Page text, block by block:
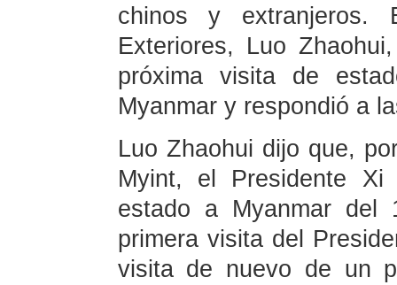
chinos y extranjeros.
Exteriores, Luo
próxima visita de
Myanmar y respondió a
Luo Zhaohui dijo que,
Myint, el Presidente
estado a Myanmar
primera visita del
visita de nuevo de un